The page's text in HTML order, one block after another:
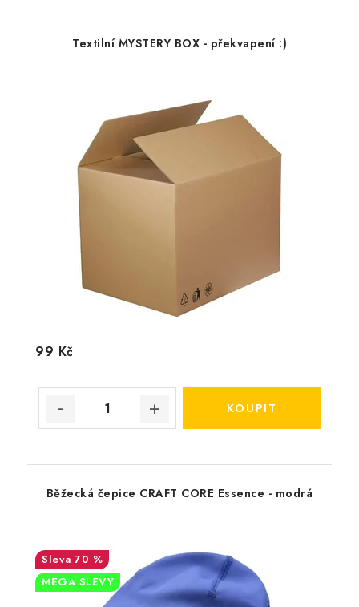
Textilní MYSTERY BOX - překvapení :)
99 Kč
Běžecká čepice CRAFT CORE Essence - modrá
70 %
MEGA SLEVY